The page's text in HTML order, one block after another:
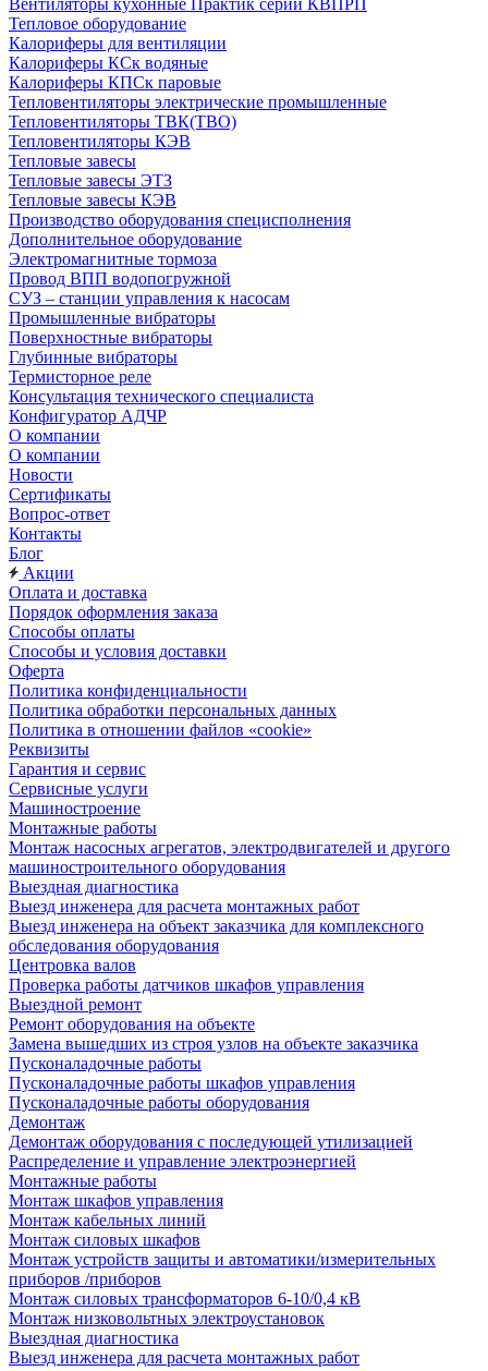
Вентиляторы кухонные Практик серии КВПРП
Тепловое оборудование
Калориферы для вентиляции
Калориферы КСк водяные
Калориферы КПСк паровые
Тепловентиляторы электрические промышленные
Тепловентиляторы ТВК(ТВО)
Тепловентиляторы КЭВ
Тепловые завесы
Тепловые завесы ЭТЗ
Тепловые завесы КЭВ
Производство оборудования специсполнения
Дополнительное оборудование
Электромагнитные тормоза
Провод ВПП водопогружной
СУЗ – станции управления к насосам
Промышленные вибраторы
Поверхностные вибраторы
Глубинные вибраторы
Термисторное реле
Консультация технического специалиста
Конфигуратор АДЧР
О компании
О компании
Новости
Сертификаты
Вопрос-ответ
Контакты
Блог
Акции
Оплата и доставка
Порядок оформления заказа
Способы оплаты
Способы и условия доставки
Оферта
Политика конфиденциальности
Политика обработки персональных данных
Политика в отношении файлов «cookie»
Реквизиты
Гарантия и сервис
Сервисные услуги
Машиностроение
Монтажные работы
Монтаж насосных агрегатов, электродвигателей и другого
машиностроительного оборудования
Выездная диагностика
Выезд инженера для расчета монтажных работ
Выезд инженера на объект заказчика для комплексного
обследования оборудования
Центровка валов
Проверка работы датчиков шкафов управления
Выездной ремонт
Ремонт оборудования на объекте
Замена вышедших из строя узлов на объекте заказчика
Пусконаладочные работы
Пусконаладочные работы шкафов управления
Пусконаладочные работы оборудования
Демонтаж
Демонтаж оборудования с последующей утилизацией
Распределение и управление электроэнергией
Монтажные работы
Монтаж шкафов управления
Монтаж кабельных линий
Монтаж силовых шкафов
Монтаж устройств защиты и автоматики/измерительных
приборов /приборов
Монтаж силовых трансформаторов 6-10/0,4 кВ
Монтаж низковольтных электроустановок
Выездная диагностика
Выезд инженера для расчета монтажных работ